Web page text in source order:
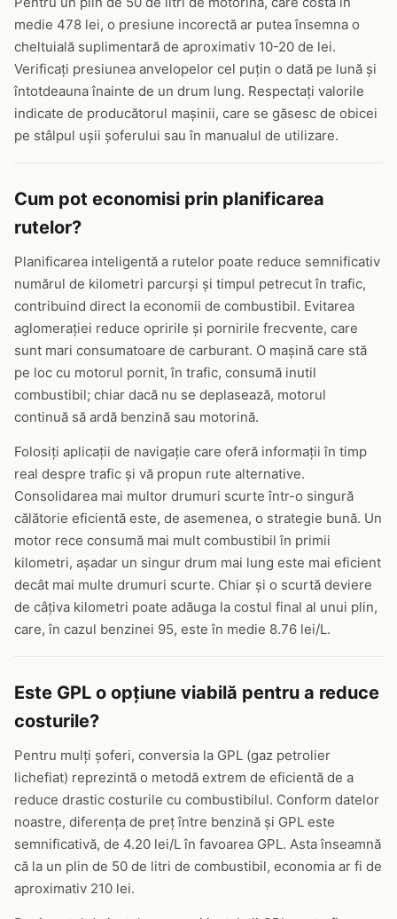
medie 478 lei, o presiune incorectă ar putea însemna o
cheltuială suplimentară de aproximativ 10-20 de lei.
Verificați presiunea anvelopelor cel puțin o dată pe lună și
întotdeauna înainte de un drum lung. Respectați valorile
indicate de producătorul mașinii, care se găsesc de obicei
pe stâlpul ușii șoferului sau în manualul de utilizare.
Cum pot economisi prin planificarea
rutelor?
Planificarea inteligentă a rutelor poate reduce semnificativ
numărul de kilometri parcurși și timpul petrecut în trafic,
contribuind direct la economii de combustibil. Evitarea
aglomerației reduce opririle și pornirile frecvente, care
sunt mari consumatoare de carburant. O mașină care stă
pe loc cu motorul pornit, în trafic, consumă inutil
combustibil; chiar dacă nu se deplasează, motorul
continuă să ardă benzină sau motorină.
Folosiți aplicații de navigație care oferă informații în timp
real despre trafic și vă propun rute alternative.
Consolidarea mai multor drumuri scurte într-o singură
călătorie eficientă este, de asemenea, o strategie bună. Un
motor rece consumă mai mult combustibil în primii
kilometri, așadar un singur drum mai lung este mai eficient
decât mai multe drumuri scurte. Chiar și o scurtă deviere
de câțiva kilometri poate adăuga la costul final al unui plin,
care, în cazul benzinei 95, este în medie 8.76 lei/L.
Este GPL o opțiune viabilă pentru a reduce
costurile?
Pentru mulți șoferi, conversia la GPL (gaz petrolier
lichefiat) reprezintă o metodă extrem de eficientă de a
reduce drastic costurile cu combustibilul. Conform datelor
noastre, diferența de preț între benzină și GPL este
semnificativă, de 4.20 lei/L în favoarea GPL. Asta înseamnă
că la un plin de 50 de litri de combustibil, economia ar fi de
aproximativ 210 lei.